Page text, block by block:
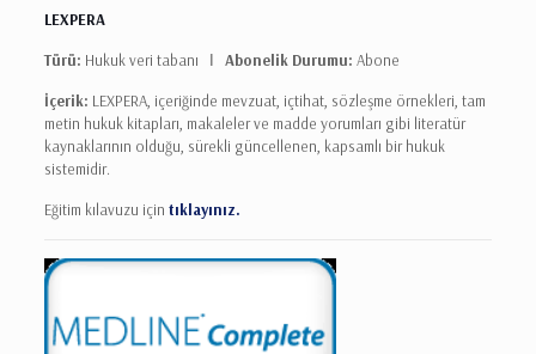
LEXPERA
Türü: Hukuk veri tabanı Ι Abonelik Durumu: Abone
İçerik: LEXPERA, içeriğinde mevzuat, içtihat, sözleşme örnekleri, tam
metin hukuk kitapları, makaleler ve madde yorumları gibi literatür
kaynaklarının olduğu, sürekli güncellenen, kapsamlı bir hukuk
sistemidir.
Eğitim kılavuzu için tıklayınız.